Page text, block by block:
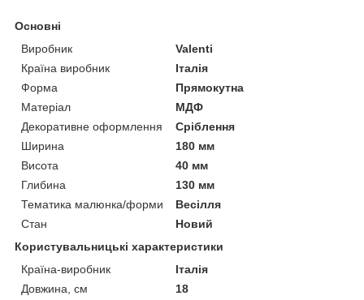
Основні
Виробник
Valenti
Країна виробник
Італія
Форма
Прямокутна
Матеріал
МДФ
Декоративне оформлення
Сріблення
Ширина
180 мм
Висота
40 мм
Глибина
130 мм
Тематика малюнка/форми
Весілля
Стан
Новий
Користувальницькі характеристики
Країна-виробник
Італія
Довжина, см
18